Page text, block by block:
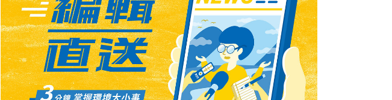
作，對日本鰻的監測及保育管理是重要的。9月16日第7屆鰻魚保育與